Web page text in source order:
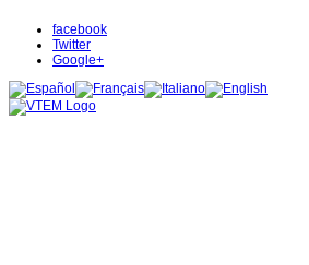
facebook
Twitter
Google+